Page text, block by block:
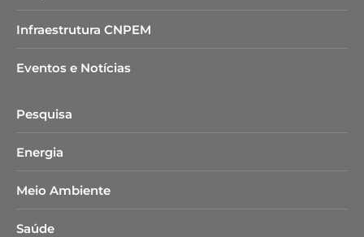
Infraestrutura CNPEM
Eventos e Notícias
Pesquisa
Energia
Meio Ambiente
Saúde